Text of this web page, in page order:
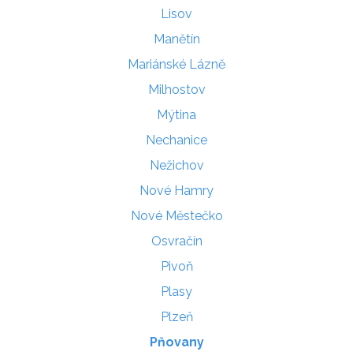
Lisov
Manětín
Mariánské Lázně
Milhostov
Mýtina
Nechanice
Nežichov
Nové Hamry
Nové Městečko
Osvračín
Pivoň
Plasy
Plzeň
Pňovany